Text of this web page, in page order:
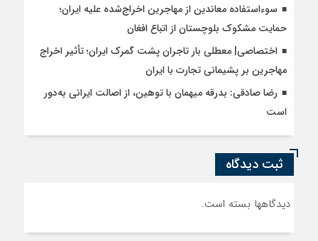
سوءاستفاده معاندین از مهاجرین اخراج‌شده علیه ایران؛
حمایت مشکوک بلوچستان از اتباع افغان
اختصاصی| معطلی بار تاجران پشت گمرک ایران؛ تأثیر اخراج
مهاجرین بر پشیمانی تجارت با ایران
رضا صادقی: بدرقه میهمان با توهین، از اصالت ایرانی به‌دور
است
ثبت دیدگاه
دیدگاهها بسته است.